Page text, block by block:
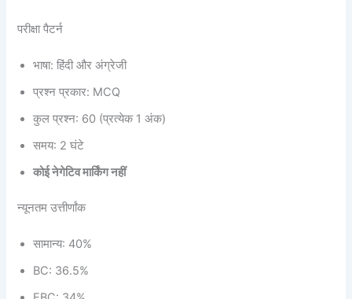
परीक्षा पैटर्न
भाषा: हिंदी और अंग्रेजी
प्रश्न प्रकार: MCQ
कुल प्रश्न: 60 (प्रत्येक 1 अंक)
समय: 2 घंटे
कोई नेगेटिव मार्किंग नहीं
न्यूनतम उत्तीर्णांक
सामान्य: 40%
BC: 36.5%